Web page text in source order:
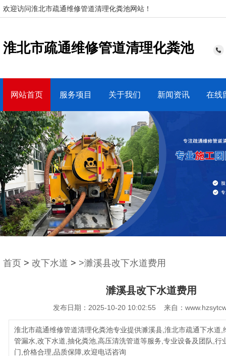
欢迎访问淮北市疏通维修管道清理化粪池网站！
淮北市疏通维修管道清理化粪池
网站首页 服务项目 关于我们 新闻资讯 在线
首页 > 改下水道 > >濉溪县改下水道费用
濉溪县改下水道费用
发布日期：2025-10-20 10:02:55 来自：
淮北市疏通维修管道清理化粪池专业提供濉溪县,淮北市疏通下水道,
管漏水,改下水道,抽化粪池,高压清洗管道等服务,专业设备及团队,行
门,价格合理,品质保障,欢迎电话咨询